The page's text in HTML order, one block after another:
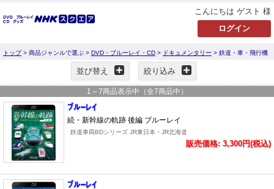
こんにちは ゲスト 様
トップ> 商品ジャンルで選ぶ > DVD・ブルーレイ・CD > ドキュメンタリー > 鉄道・車・飛行機
並び替え 絞り込み
1 ～ 7商品表示中（全7商品中）
続・新幹線の軌跡 後編 ブルーレイ
鉄道車両BDシリーズ JR東日本・JR北海道
販売価格: 3,300円(税込)